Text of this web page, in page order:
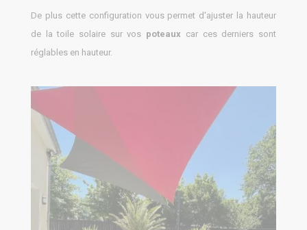
De plus cette configuration vous permet d'ajuster la hauteur
de la toile solaire sur vos poteaux car ces derniers sont
réglables en hauteur.